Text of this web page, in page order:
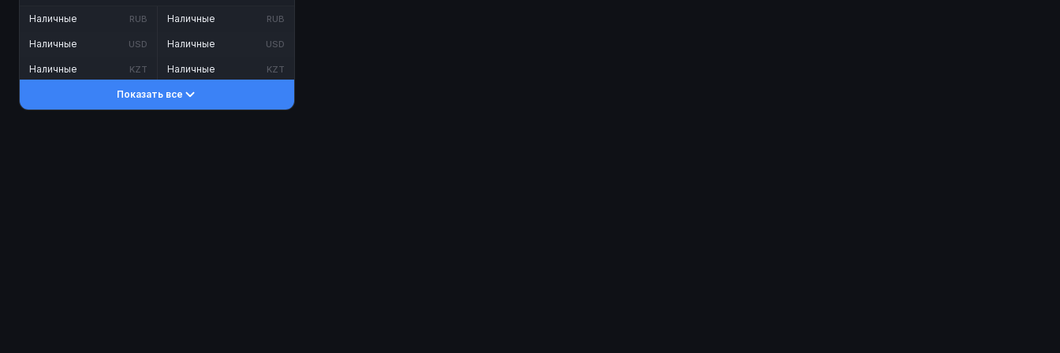
Наличные RUB
Наличные USD
Наличные KZT
Наличные RUB
Наличные USD
Наличные KZT
Показать все